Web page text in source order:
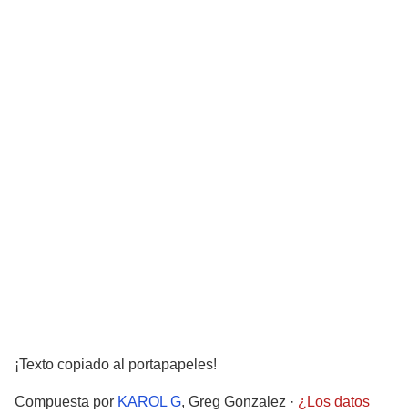
¡Texto copiado al portapapeles!
Compuesta por KAROL G, Greg Gonzalez · ¿Los datos